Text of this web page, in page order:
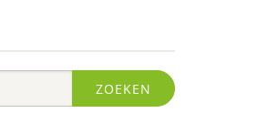
ZOEKEN